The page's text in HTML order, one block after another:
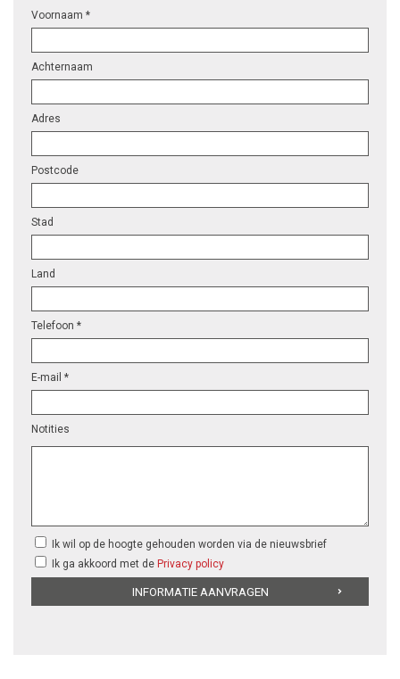
Voornaam *
Achternaam
Adres
Postcode
Stad
Land
Telefoon *
E-mail *
Notities
Ik wil op de hoogte gehouden worden via de nieuwsbrief
Ik ga akkoord met de Privacy policy